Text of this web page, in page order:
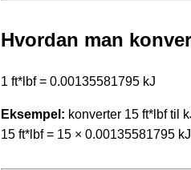
Hvordan man
1 ft*lbf = 0.00135581795 kJ
Eksempel: konverter 15 ft*lbf til
15 ft*lbf = 15 × 0.00135581795